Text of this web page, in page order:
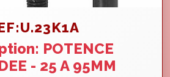
POTENCE
- 25 A 95MM